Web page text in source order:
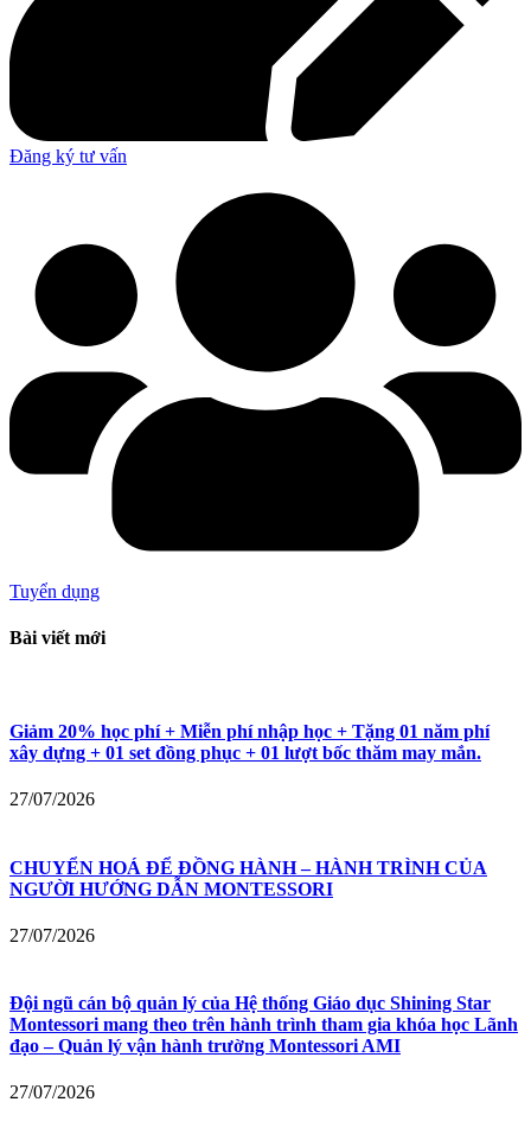
Đăng ký tư vấn
Tuyển dụng
Bài viết mới
Giảm 20% học phí + Miễn phí nhập học + Tặng 01 năm phí
xây dựng + 01 set đồng phục + 01 lượt bốc thăm may mắn.
27/07/2026
CHUYỂN HOÁ ĐỂ ĐỒNG HÀNH – HÀNH TRÌNH CỦA
NGƯỜI HƯỚNG DẪN MONTESSORI
27/07/2026
Đội ngũ cán bộ quản lý của Hệ thống Giáo dục Shining Star
Montessori mang theo trên hành trình tham gia khóa học Lãnh
đạo – Quản lý vận hành trường Montessori AMI
27/07/2026